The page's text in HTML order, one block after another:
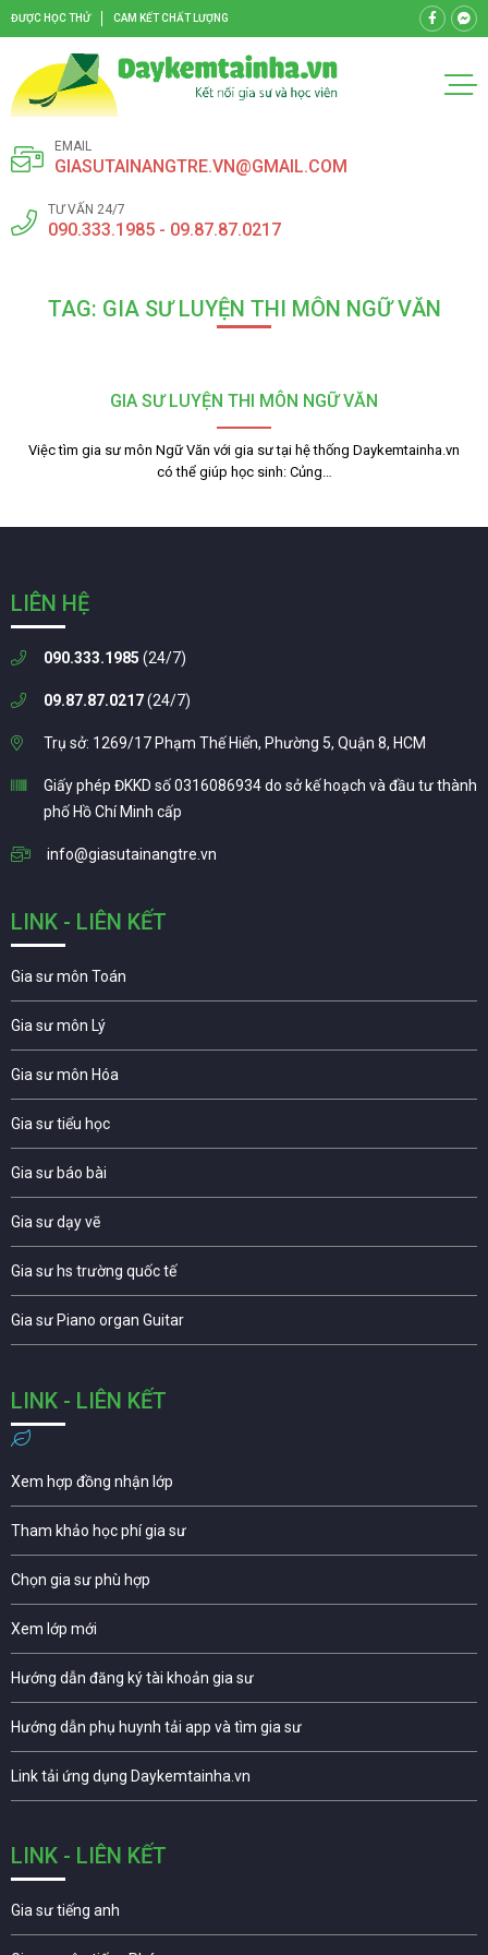
ĐƯỢC HỌC THỬ CAM KẾT CHẤT LƯỢNG
EMAIL
GIASUTAINANGTRE.VN@GMAIL.COM
TƯ VẤN 24/7
090.333.1985 - 09.87.87.0217
TAG: GIA SƯ LUYỆN THI MÔN NGỮ VĂN
GIA SƯ LUYỆN THI MÔN NGỮ VĂN
Việc tìm gia sư môn Ngữ Văn với gia sư tại hệ thống Daykemtainha.vn
có thể giúp học sinh: Củng…
LIÊN HỆ
090.333.1985 (24/7)
09.87.87.0217(24/7)
Trụ sở: 1269/17 Phạm Thế Hiển, Phường 5, Quận 8, HCM
Giấy phép ĐKKD số 0316086934 do sở kế hoạch và đầu tư thành
phố Hồ Chí Minh cấp
info@giasutainangtre.vn
LINK - LIÊN KẾT
Gia sư môn Toán
Gia sư môn Lý
Gia sư môn Hóa
Gia sư tiểu học
Gia sư báo bài
Gia sư dạy vẽ
Gia sư hs trường quốc tế
Gia sư Piano organ Guitar
LINK - LIÊN KẾT
Xem hợp đồng nhận lớp
Tham khảo học phí gia sư
Chọn gia sư phù hợp
Xem lớp mới
Hướng dẫn đăng ký tài khoản gia sư
Hướng dẫn phụ huynh tải app và tìm gia sư
Link tải ứng dụng Daykemtainha.vn
LINK - LIÊN KẾT
Gia sư tiếng anh